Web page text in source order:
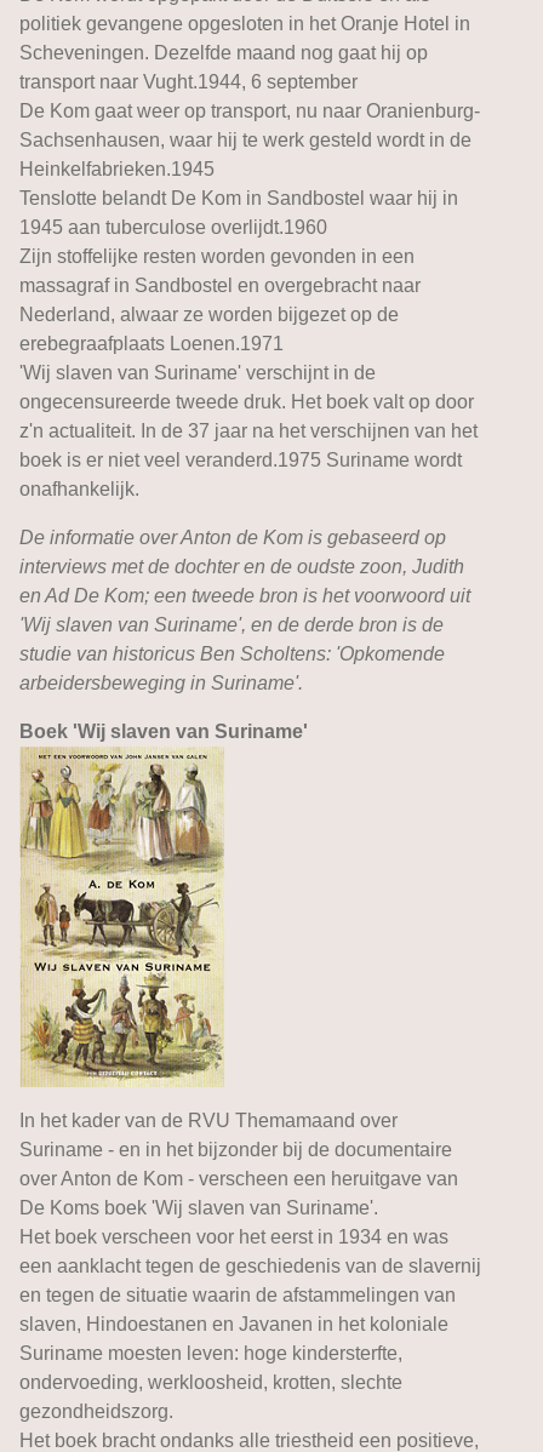
politiek gevangene opgesloten in het Oranje Hotel in
Scheveningen. Dezelfde maand nog gaat hij op
transport naar Vught.1944, 6 september
De Kom gaat weer op transport, nu naar Oranienburg-
Sachsenhausen, waar hij te werk gesteld wordt in de
Heinkelfabrieken.1945
Tenslotte belandt De Kom in Sandbostel waar hij in
1945 aan tuberculose overlijdt.1960
Zijn stoffelijke resten worden gevonden in een
massagraf in Sandbostel en overgebracht naar
Nederland, alwaar ze worden bijgezet op de
erebegraafplaats Loenen.1971
'Wij slaven van Suriname' verschijnt in de
ongecensureerde tweede druk. Het boek valt op door
z'n actualiteit. In de 37 jaar na het verschijnen van het
boek is er niet veel veranderd.1975 Suriname wordt
onafhankelijk.
De informatie over Anton de Kom is gebaseerd op
interviews met de dochter en de oudste zoon, Judith
en Ad De Kom; een tweede bron is het voorwoord uit
'Wij slaven van Suriname', en de derde bron is de
studie van historicus Ben Scholtens: 'Opkomende
arbeidersbeweging in Suriname'.
Boek 'Wij slaven van Suriname'
In het kader van de RVU Themamaand over
Suriname - en in het bijzonder bij de documentaire
over Anton de Kom - verscheen een heruitgave van
De Koms boek 'Wij slaven van Suriname'.
Het boek verscheen voor het eerst in 1934 en was
een aanklacht tegen de geschiedenis van de slavernij
en tegen de situatie waarin de afstammelingen van
slaven, Hindoestanen en Javanen in het koloniale
Suriname moesten leven: hoge kindersterfte,
ondervoeding, werkloosheid, krotten, slechte
gezondheidszorg.
Het boek bracht ondanks alle triestheid een positieve,